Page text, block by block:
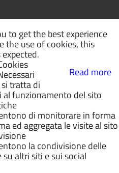
to get the best experience
the use of cookies, this
Read more
si tratta di
al funzionamento del sito
di monitorare in forma
ed aggregata le visite al sito
la condivisione delle
su altri siti e sui social